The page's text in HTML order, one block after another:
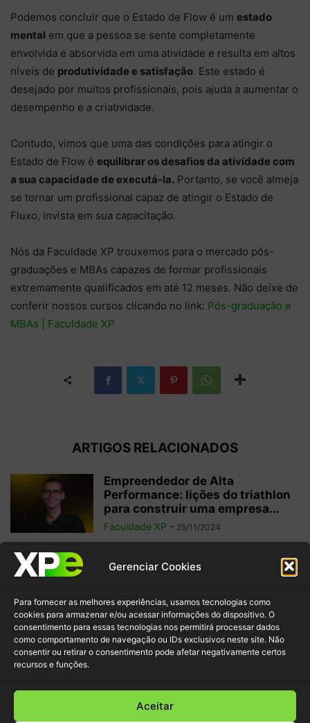
Gerenciar Cookies
Para fornecer as melhores experiências, usamos tecnologias como
cookies para armazenar e/ou acessar informações do dispositivo. O
consentimento para essas tecnologias nos permitirá processar dados
como comportamento de navegação ou IDs exclusivos neste site. Não
consentir ou retirar o consentimento pode afetar negativamente certos
recursos e funções.
Aceitar
Podemos concluir que o Estado de Flow é um estado
mental em que a pessoa se sente completamente
envolvida e absorvida em uma atividade e resulta em altos
níveis de produtividade e satisfação. Este estado é
desejado por muitos profissionais, pois ajuda a aumentar o
desempenho e a criatividade.
Contudo, vimos que uma das condições para atingir o
Estado de Flow é equilibrar os desafios da atividade com
a sua capacidade de executá-la. Portanto, se você almeja
se tornar um profissional capaz de atingir o Estado de
Fluxo, invista em sua capacitação.
Nós da Faculdade XP trouxemos para o mercado pós-
graduações e MBAs capazes de formar profissionais
extremamente qualificados em até 12 meses. Não deixe de
conferir nossos cursos clicando no link: Pós-graduação e
MBAs | Faculdade XP
ARTIGOS RELACIONADOS
Empreendedor de Alta
Performance: lições do triathlon
para construir uma empresa...
Faculdade XP - 25/11/2024
6 filmes sobre tecnologia para
potencializar seu aprendizado
Faculdade XP - 22/11/2024
Transição de carreira: um novo
começo para o seu futuro